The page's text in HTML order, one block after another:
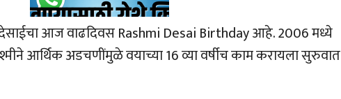
देसाईचा आज वाढदिवस Rashmi Desai Birthday आहे. 2006 मध्ये
आर्थिक अडचणींमुळे वयाच्या 16 व्या वर्षीच काम करायला सुरुवात